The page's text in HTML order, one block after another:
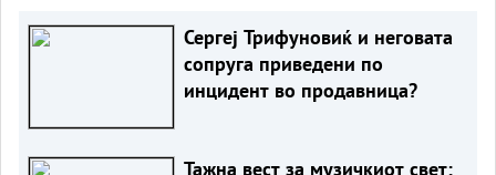
Сергеј Трифуновиќ и неговата
сопруга приведени по
инцидент во продавница?
Тажна вест за музичкиот свет: